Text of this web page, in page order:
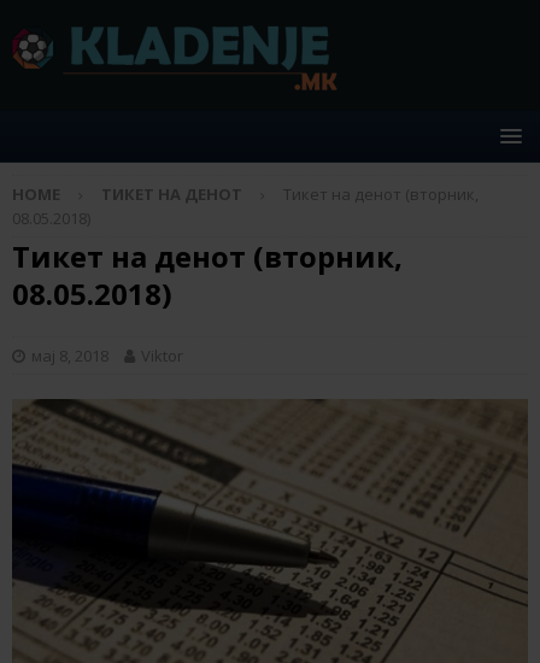
HOME ТИКЕТ НА ДЕНОТ
Тикет на денот (вторник,
08.05.2018)
Тикет на денот (вторник,
08.05.2018)
мај 8, 2018 Viktor